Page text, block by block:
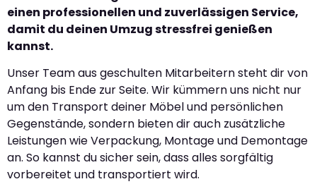
einen professionellen und zuverlässigen Service,
damit du deinen Umzug stressfrei genießen
kannst.
Unser Team aus geschulten Mitarbeitern steht dir von
Anfang bis Ende zur Seite. Wir kümmern uns nicht nur
um den Transport deiner Möbel und persönlichen
Gegenstände, sondern bieten dir auch zusätzliche
Leistungen wie Verpackung, Montage und Demontage
an. So kannst du sicher sein, dass alles sorgfältig
vorbereitet und transportiert wird.